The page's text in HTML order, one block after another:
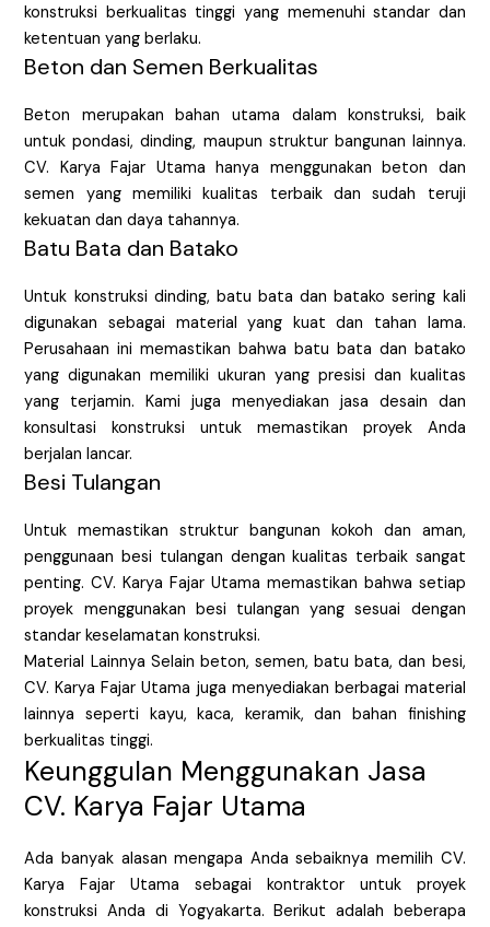
konstruksi berkualitas tinggi yang memenuhi standar dan
ketentuan yang berlaku.
Beton dan Semen Berkualitas
Beton merupakan bahan utama dalam konstruksi, baik
untuk pondasi, dinding, maupun struktur bangunan lainnya.
CV. Karya Fajar Utama hanya menggunakan beton dan
semen yang memiliki kualitas terbaik dan sudah teruji
kekuatan dan daya tahannya.
Batu Bata dan Batako
Untuk konstruksi dinding, batu bata dan batako sering kali
digunakan sebagai material yang kuat dan tahan lama.
Perusahaan ini memastikan bahwa batu bata dan batako
yang digunakan memiliki ukuran yang presisi dan kualitas
yang terjamin. Kami juga menyediakan jasa desain dan
konsultasi konstruksi untuk memastikan proyek Anda
berjalan lancar.
Besi Tulangan
Untuk memastikan struktur bangunan kokoh dan aman,
penggunaan besi tulangan dengan kualitas terbaik sangat
penting. CV. Karya Fajar Utama memastikan bahwa setiap
proyek menggunakan besi tulangan yang sesuai dengan
standar keselamatan konstruksi.
Material Lainnya Selain beton, semen, batu bata, dan besi,
CV. Karya Fajar Utama juga menyediakan berbagai material
lainnya seperti kayu, kaca, keramik, dan bahan finishing
berkualitas tinggi.
Keunggulan Menggunakan Jasa
CV. Karya Fajar Utama
Ada banyak alasan mengapa Anda sebaiknya memilih CV.
Karya Fajar Utama sebagai kontraktor untuk proyek
konstruksi Anda di Yogyakarta. Berikut adalah beberapa